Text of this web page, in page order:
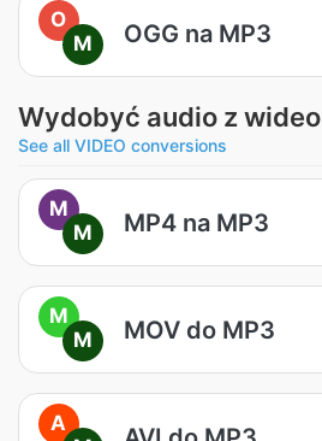
O
M
OGG na MP3
Wydobyć audio z wideo
See all VIDEO conversions
M
M
MP4 na MP3
M
M
MOV do MP3
A